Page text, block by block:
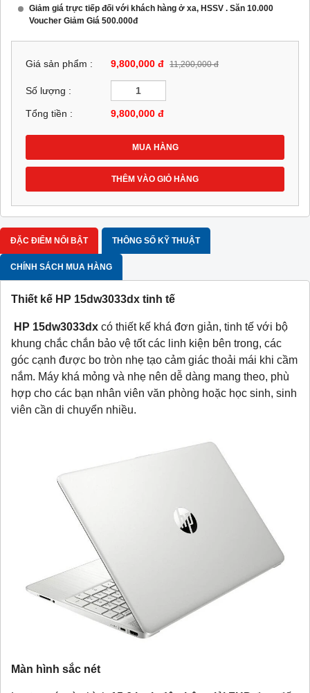
Giảm giá trực tiếp đối với khách hàng ở xa, HSSV . Săn 10.000
Voucher Giảm Giá 500.000đ
Giá sản phẩm : 9,800,000 đ 11,200,000 đ
Số lượng :
Tổng tiền : 9,800,000 đ
MUA HÀNG
THÊM VÀO GIỎ HÀNG
ĐẶC ĐIỂM NỔI BẬT THÔNG SỐ KỸ THUẬT
CHÍNH SÁCH MUA HÀNG
Thiết kế HP 15dw3033dx tinh tế
HP 15dw3033dx có thiết kế khá đơn giản, tinh tế với bộ
khung chắc chắn bảo vệ tốt các linh kiện bên trong, các
góc cạnh được bo tròn nhẹ tạo cảm giác thoải mái khi cầm
nắm. Máy khá mỏng và nhẹ nên dễ dàng mang theo, phù
hợp cho các bạn nhân viên văn phòng hoặc học sinh, sinh
viên cần di chuyển nhiều.
Màn hình sắc nét